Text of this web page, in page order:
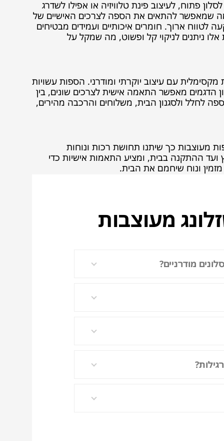
פתוח, לעיצוב פינת טלוויזיה או אפילו לשדרג
שמאפשר להתאים את הספה לצרכים האישיים של
ארוך. חומרים איכותיים ועמידים מבטיחים
ניתנים לניקוי קל ופשוט, מה שמקל על
של נוחות מקסימלית עם עיצוב יוקרתי ומודרני. הספות עשויות
הדגמים מאפשר התאמה אישית לצרכים שונים, בין
כולל ייעוץ פרטני, התאמת הספה לחלל ולסגנון הבית, משלוחים והרכבה מהירים,
בקו אחד. הספות מעוצבות כך שיתנו תחושת רכות ונוחות
ועד ההתקנה בבית, ומציע התאמות אישיות כדי
מעוצבות
מודרניים?